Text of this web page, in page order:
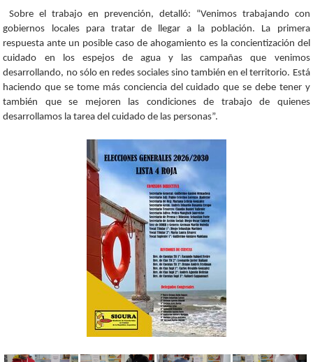
Sobre el trabajo en prevención, detalló: “Venimos trabajando con
gobiernos locales para tratar de llegar a la población. La primera
respuesta ante un posible caso de ahogamiento es la concientización del
cuidado en los espejos de agua y las campañas que venimos
desarrollando, no sólo en redes sociales sino también en el territorio. Está
haciendo que se tome más conciencia del cuidado que se debe tener y
también que se mejoren las condiciones de trabajo de quienes
desarrollamos la tarea del cuidado de las personas”.